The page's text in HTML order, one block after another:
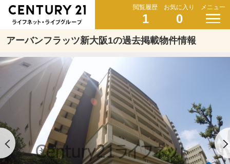
閲覧履歴
1
お気に入り
0
メニュー
アーバンフラッツ新大阪1の過去掲載物件情報